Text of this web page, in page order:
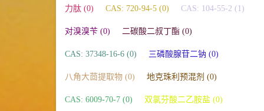
力肽 (0) CAS: 720-94-5 (0) CAS: 104-55-2 (1)
对溴溴苄 (0) 二碳酸二叔丁酯 (0)
CAS: 37348-16-6 (0) 三磷酸腺苷二钠 (0)
八角大茴提取物 (0) 地克珠利预混剂 (0)
CAS: 6009-70-7 (0) 双氯芬酸二乙胺盐 (0)